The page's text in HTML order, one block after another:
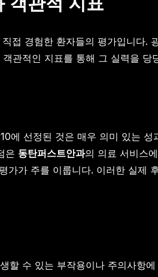
접 경험한 환자들의 평가입니다
관적인 지표를 통해 그 실력을 당
선정된 것은 매우 의미 있는
은 동탄퍼스트안과의 의료 서비스
가가 주를 이룹니다. 이러한 실제
할 수 있는 부작용이나 주의사항